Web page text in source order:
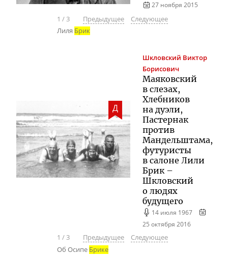
27 ноября 2015
1 /3 Предыдущее
Следующее
Лиля Брик
Д
Шкловский Виктор
Борисович
Маяковский
в слезах,
Хлебников
на дуэли,
Пастернак
против
Мандельштама,
футуристы
в салоне Лили
Брик –
Шкловский
о людях
будущего
14 июля 1967
25 октября 2016
1 /3 Предыдущее
Следующее
Об Осипе Брике